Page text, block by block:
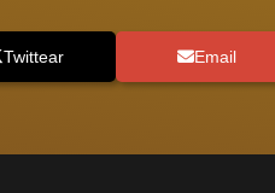
Twittear Email